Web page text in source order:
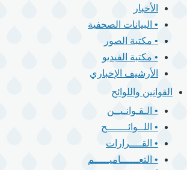
الأخبار
• البيانات الصحفية
• مكتبة الصور
• مكتبة الفيديو
الأرشيف الإخباري
القوانين واللوائح
• الـقـوانـيــن
• اللــوائـــــــح
• القــــرارات
• التعــــــاميـــــم